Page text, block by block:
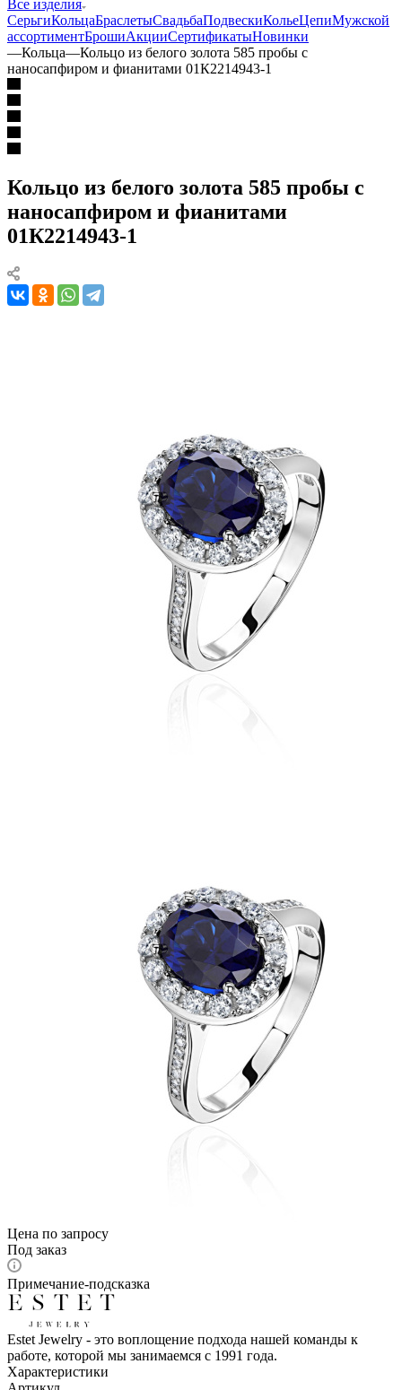
Все изделия
СерьгиКольцаБраслетыСвадьбаПодвескиКольеЦепиМужской
ассортиментБрошиАкцииСертификатыНовинки
—Кольца—Кольцо из белого золота 585 пробы с
наносапфиром и фианитами 01К2214943-1
Кольцо из белого золота 585 пробы с
наносапфиром и фианитами
01К2214943-1
Цена по запросу
Под заказ
Примечание-подсказка
Estet Jewelry - это воплощение подхода нашей команды к
работе, которой мы занимаемся с 1991 года.
Характеристики